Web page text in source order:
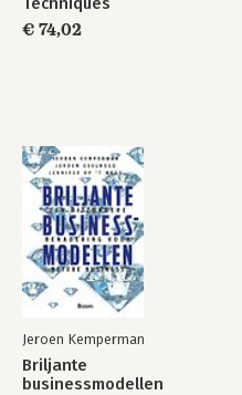
€ 74,02
Jeroen Kemperman
Briljante
businessmodellen